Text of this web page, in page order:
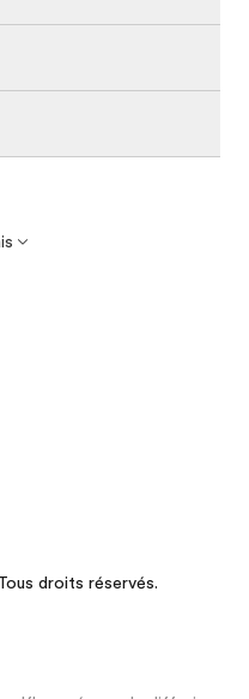
droits réservés.